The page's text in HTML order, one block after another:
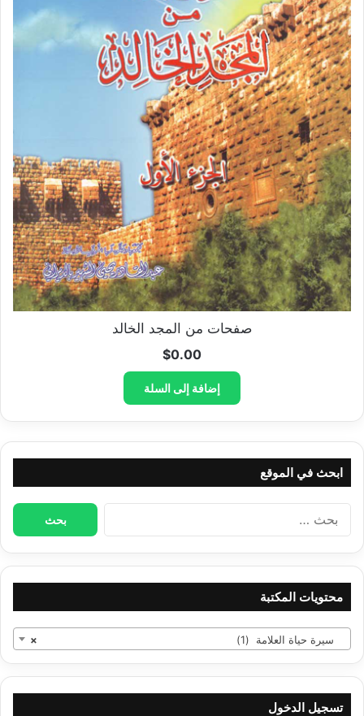
صفحات من المجد الخالد
$0.00
إضافة إلى السلة
ابحث في الموقع
البحث
محتويات المكتبة
× سيرة حياة العلامة (1)
تسجيل الدخول